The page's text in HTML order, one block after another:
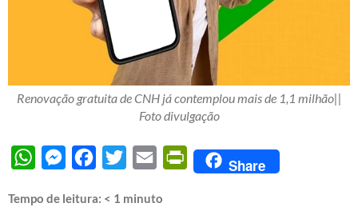
Renovação gratuita de CNH já contemplou mais de 1,1 milhão||
Foto divulgação
WhatsAppMessengerFacebook
Twitter Email PrintFriendly
Share
Tempo de leitura: < 1 minuto